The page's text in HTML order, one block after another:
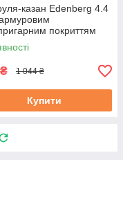
казан Edenberg 4.4
покриттям
алюміній 24 см (EB-
₴ 1 044 ₴
Купити